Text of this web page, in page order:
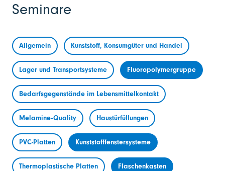
Seminare
Allgemein Kunststoff, Konsumgüter und Handel
Lager und Transportsysteme Fluoropolymergruppe
Bedarfsgegenstände im Lebensmittelkontakt
Melamine-Quality Haustürfüllungen
PVC-Platten Kunststofffenstersysteme
Thermoplastische Platten Flaschenkasten